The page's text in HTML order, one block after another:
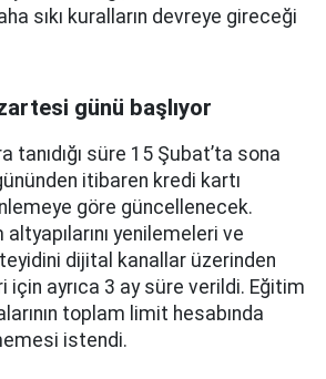
sıkı kuralların devreye gireceği
günü başlıyor
tanıdığı süre 15 Şubat’ta sona
itibaren kredi kartı
göre güncellenecek.
yenilemeleri ve
dijital kanallar üzerinden
ayrıca 3 ay süre verildi. Eğitim
toplam limit hesabında
istendi.